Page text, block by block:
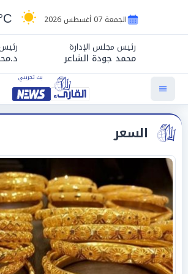
الجمعة 07 أغسطس 2026
رئيس مجلس الإدارة
محمد جودة الشاعر
السعر